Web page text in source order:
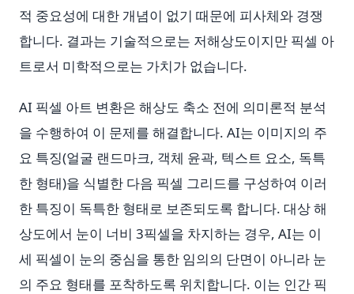
적 중요성에 대한 개념이 없기 때문에 피사체와 경쟁
합니다. 결과는 기술적으로는 저해상도이지만 픽셀 아
트로서 미학적으로는 가치가 없습니다.
AI 픽셀 아트 변환은 해상도 축소 전에 의미론적 분석
을 수행하여 이 문제를 해결합니다. AI는 이미지의 주
요 특징(얼굴 랜드마크, 객체 윤곽, 텍스트 요소, 독특
한 형태)을 식별한 다음 픽셀 그리드를 구성하여 이러
한 특징이 독특한 형태로 보존되도록 합니다. 대상 해
상도에서 눈이 너비 3픽셀을 차지하는 경우, AI는 이
세 픽셀이 눈의 중심을 통한 임의의 단면이 아니라 눈
의 주요 형태를 포착하도록 위치합니다. 이는 인간 픽